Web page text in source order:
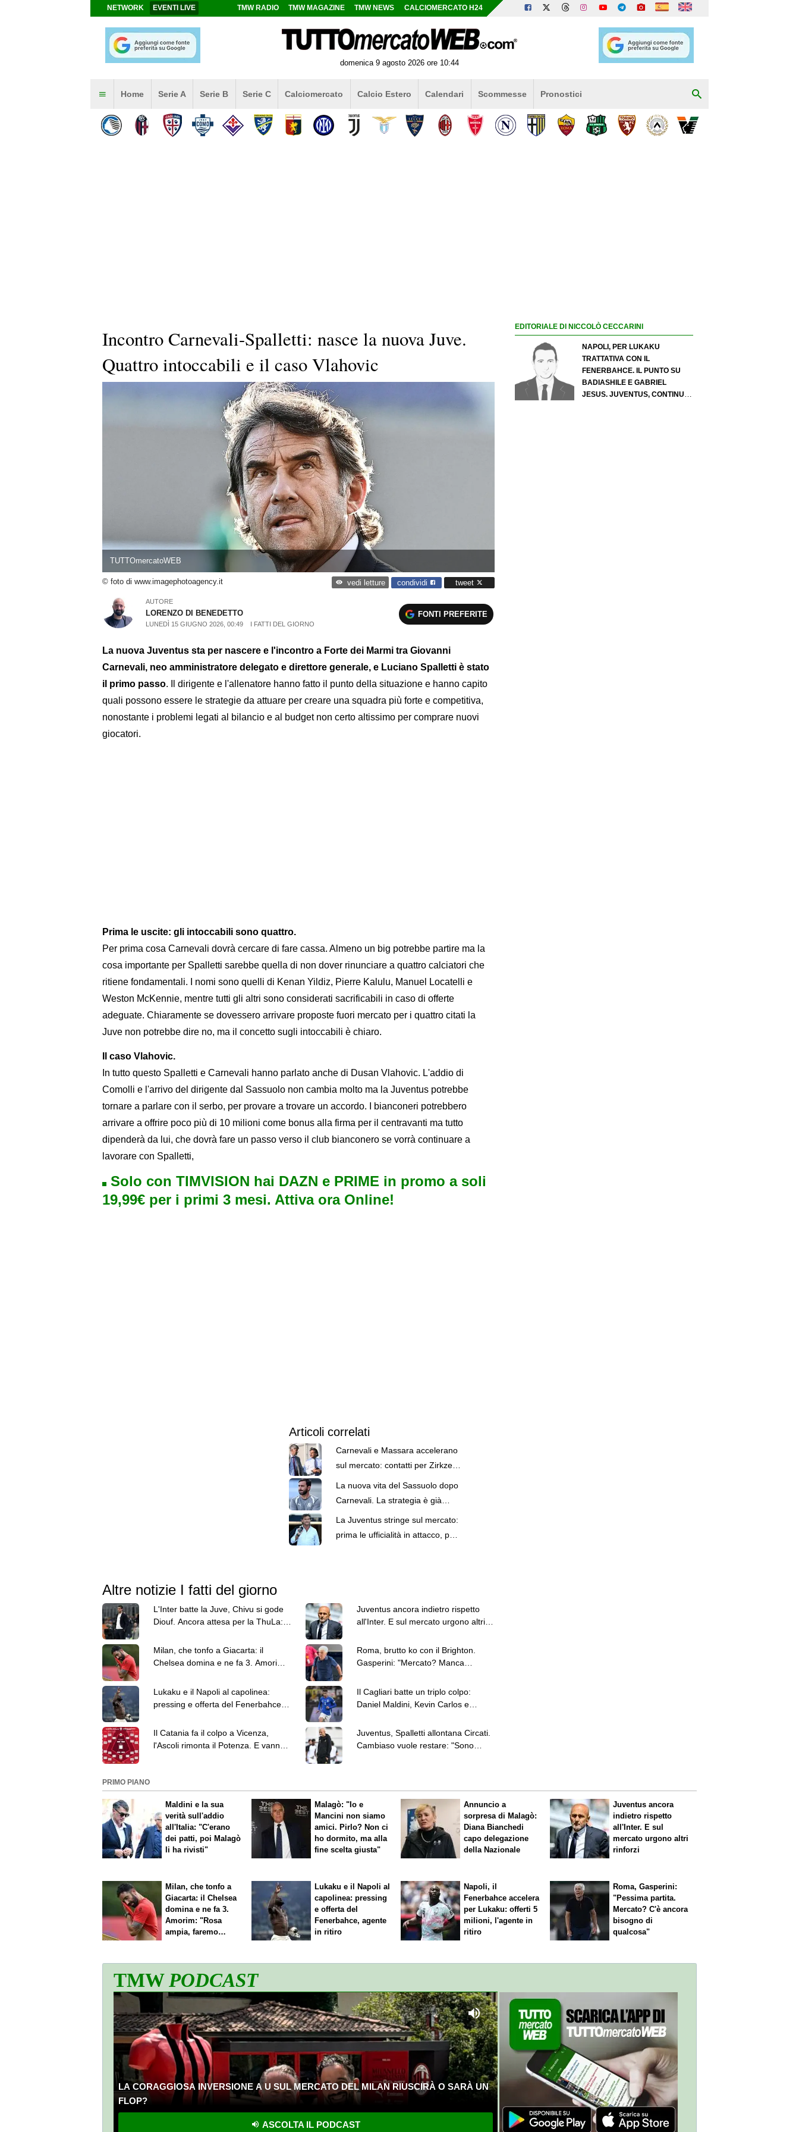
NETWORK EVENTI LIVE TMW RADIO TMW MAGAZINE TMW NEWS CALCIOMERCATO H24
domenica 9 agosto 2026 ore 10:44
Home Serie A Serie B Serie C Calciomercato Calcio Estero Calendari Scommesse Pronostici
Incontro Carnevali-Spalletti: nasce la nuova Juve.
Quattro intoccabili e il caso Vlahovic
TUTTOmercatoWEB
© foto di www.imagephotoagency.it vedi letture condividi tweet
AUTORE
LORENZO DI BENEDETTO
LUNEDÌ 15 GIUGNO 2026, 00:49 I FATTI DEL GIORNO
FONTI PREFERITE
La nuova Juventus sta per nascere e l'incontro a Forte dei Marmi tra Giovanni
Carnevali, neo amministratore delegato e direttore generale, e Luciano Spalletti è stato
il primo passo. Il dirigente e l'allenatore hanno fatto il punto della situazione e hanno capito
quali possono essere le strategie da attuare per creare una squadra più forte e competitiva,
nonostante i problemi legati al bilancio e al budget non certo altissimo per comprare nuovi
giocatori.
Prima le uscite: gli intoccabili sono quattro.
Per prima cosa Carnevali dovrà cercare di fare cassa. Almeno un big potrebbe partire ma la
cosa importante per Spalletti sarebbe quella di non dover rinunciare a quattro calciatori che
ritiene fondamentali. I nomi sono quelli di Kenan Yildiz, Pierre Kalulu, Manuel Locatelli e
Weston McKennie, mentre tutti gli altri sono considerati sacrificabili in caso di offerte
adeguate. Chiaramente se dovessero arrivare proposte fuori mercato per i quattro citati la
Juve non potrebbe dire no, ma il concetto sugli intoccabili è chiaro.
Il caso Vlahovic.
In tutto questo Spalletti e Carnevali hanno parlato anche di Dusan Vlahovic. L'addio di
Comolli e l'arrivo del dirigente dal Sassuolo non cambia molto ma la Juventus potrebbe
tornare a parlare con il serbo, per provare a trovare un accordo. I bianconeri potrebbero
arrivare a offrire poco più di 10 milioni come bonus alla firma per il centravanti ma tutto
dipenderà da lui, che dovrà fare un passo verso il club bianconero se vorrà continuare a
lavorare con Spalletti,
Solo con TIMVISION hai DAZN e PRIME in promo a soli
19,99€ per i primi 3 mesi. Attiva ora Online!
Articoli correlati
Carnevali e Massara accelerano
sul mercato: contatti per Zirkzee
La nuova vita del Sassuolo dopo
Carnevali. La strategia è già
chiara e decisa
La Juventus stringe sul mercato:
prima le ufficialità in attacco, poi il
Altre notizie I fatti del giorno
L'Inter batte la Juve, Chivu si gode
Diouf. Ancora attesa per la ThuLa:
Juventus ancora indietro rispetto
all'Inter. E sul mercato urgono altri
Milan, che tonfo a Giacarta: il
Chelsea domina e ne fa 3. Amorim:
Roma, brutto ko con il Brighton.
Gasperini: "Mercato? Manca
Lukaku e il Napoli al capolinea:
pressing e offerta del Fenerbahce,
Il Cagliari batte un triplo colpo:
Daniel Maldini, Kevin Carlos e
Il Catania fa il colpo a Vicenza,
l'Ascoli rimonta il Potenza. E vanno
Juventus, Spalletti allontana Circati.
Cambiaso vuole restare: "Sono
EDITORIALE DI NICCOLÒ CECCARINI
NAPOLI, PER LUKAKU
TRATTATIVA CON IL
FENERBAHCE. IL PUNTO SU
BADIASHILE E GABRIEL
JESUS. JUVENTUS, CONTINUA
PRIMO PIANO
Maldini e la sua
verità sull'addio
all'Italia: "C'erano
dei patti, poi Malagò
li ha rivisti"
Malagò: "Io e
Mancini non siamo
amici. Pirlo? Non ci
ho dormito, ma alla
fine scelta giusta"
Annuncio a
sorpresa di Malagò:
Diana Bianchedi
capo delegazione
della Nazionale
Juventus ancora
indietro rispetto
all'Inter. E sul
mercato urgono altri
rinforzi
Milan, che tonfo a
Giacarta: il Chelsea
domina e ne fa 3.
Amorim: "Rosa
ampia, faremo
Lukaku e il Napoli al
capolinea: pressing
e offerta del
Fenerbahce, agente
in ritiro
Napoli, il
Fenerbahce accelera
per Lukaku: offerti 5
milioni, l'agente in
ritiro
Roma, Gasperini:
"Pessima partita.
Mercato? C'è ancora
bisogno di
qualcosa"
TMWPODCAST
LA CORAGGIOSA INVERSIONE A U SUL MERCATO DEL MILAN RIUSCIRÀ O SARÀ UN
FLOP?
ASCOLTA IL PODCAST